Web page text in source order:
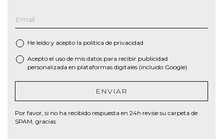
C
n
i
m
i
He leído y acepto la política de privacidad
Acepto el uso de mis datos para recibir publicidad
personalizada en plataformas digitales (incluido Google)
ENVIAR
Por favor, si no ha recibido respuesta en 24h revise su carpeta de
SPAM, gracias